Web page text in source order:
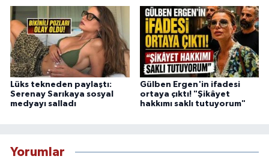
Lüks tekneden paylaştı:
Serenay Sarıkaya sosyal
medyayı salladı
Gülben Ergen'in ifadesi
ortaya çıktı! "Şikâyet
hakkımı saklı tutuyorum"
Yorumlar